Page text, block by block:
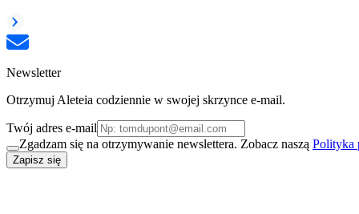
Newsletter
Otrzymuj Aleteia codziennie w swojej skrzynce e-mail.
Twój adres e-mail
Zgadzam się na otrzymywanie newslettera. Zobacz naszą Polityka
Zapisz się